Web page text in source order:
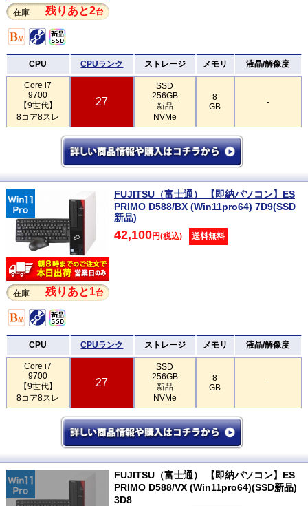
在庫 残りあと2台
CPU CPUランク ストレージ メモリ 液晶/解像度
Core i7
9700
【9世代】
8コア8スレ
27
SSD
256GB
新品
NVMe
8
GB
-
在庫 残りあと1台
FUJITSU（富士通） 【即納パソコン】ES
PRIMO D588/BX (Win11pro64) 7D9(SSD
新品)
42,100円(税込) 送料無料
CPU CPUランク ストレージ メモリ 液晶/解像度
Core i7
9700
【9世代】
8コア8スレ
27
SSD
256GB
新品
NVMe
8
GB
-
FUJITSU（富士通） 【即納パソコン】ES
PRIMO D588/VX (Win11pro64)(SSD新品)
3D8